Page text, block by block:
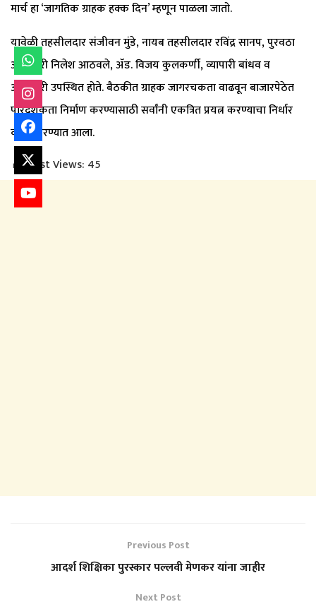
मार्च हा ‘जागतिक ग्राहक हक्क दिन’ म्हणून पाळला जातो.
यावेळी तहसीलदार संजीवन मुंडे, नायब तहसीलदार रविंद्र सानप, पुरवठा
अधिकारी निलेश आठवले, ॲड. विजय कुलकर्णी, व्यापारी बांधव व
अधिकारी उपस्थित होते. बैठकीत ग्राहक जागरचकता वाढवून बाजारपेठेत
पारदर्शकता निर्माण करण्यासाठी सर्वांनी एकत्रित प्रयत्न करण्याचा निर्धार
व्यक्त करण्यात आला.
Post Views: 45
Previous Post
आदर्श शिक्षिका पुरस्कार पल्लवी मेणकर यांना जाहीर
Next Post